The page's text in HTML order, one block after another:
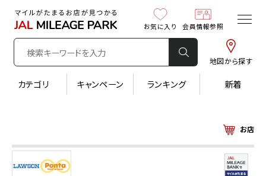
地図から探す
お気に入り 会員情報参照
カテゴリ キャンペーン ランキング 新着
お店